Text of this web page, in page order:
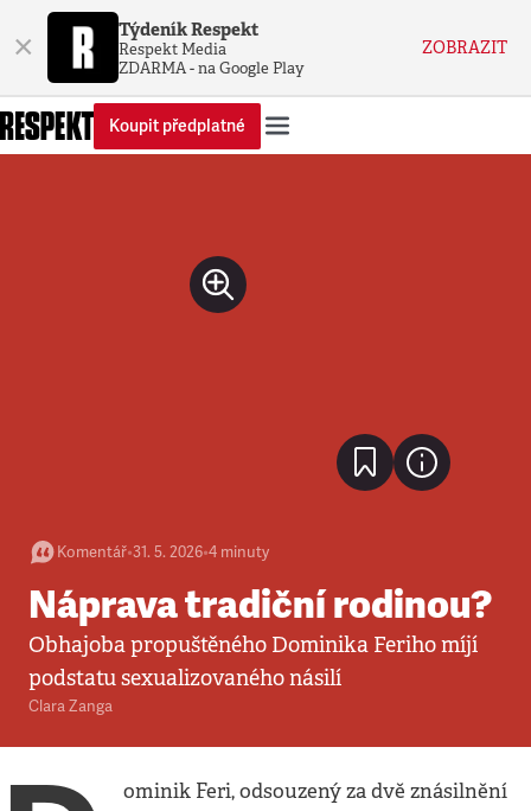
× Týdeník Respekt
Respekt Media
ZDARMA - na Google Play
ZOBRAZIT
Koupit předplatné
Komentář•31. 5. 2026•4 minuty
Náprava tradiční rodinou?
Obhajoba propuštěného Dominika Feriho míjí
podstatu sexualizovaného násilí
Clara Zanga
ominik Feri, odsouzený za dvě znásilnění